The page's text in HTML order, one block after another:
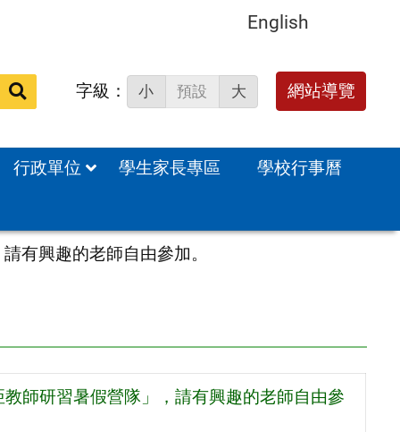
English
搜
字級： 小 預設 大 網站導覽
行政單位 學生家長專區
學校行事曆
有興趣的老師自由參加。
師研習暑假營隊」，請有興趣的老師自由參